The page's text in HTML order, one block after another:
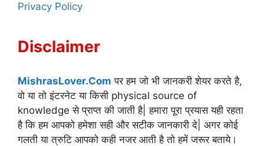
Privacy Policy
Disclaimer
MishrasLover.Com पर हम जो भी जानकरी शेयर करते है,
वो या तो इंटरनेट या किसी physical source of
knowledge से प्राप्त की जाती है| हमारा पूरा प्रयास यही रहता
है कि हम आपको हमेशा सही और सटीक जानकारी दे| अगर कोई
गलती या त्रुटि आपको कही नजर आती है तो हमें जरूर बताये।